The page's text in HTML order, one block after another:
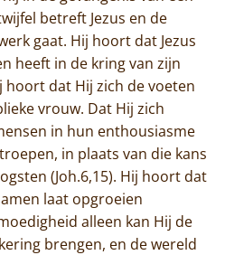
betreft Jezus en de
gaat. Hij hoort dat Jezus
heeft in de kring van zijn
hoort dat Hij zich de voeten
vrouw. Dat Hij zich
in hun enthousiasme
in plaats van die kans
(Joh.6,15). Hij hoort dat
laat opgroeien
alleen kan Hij de
brengen, en de wereld